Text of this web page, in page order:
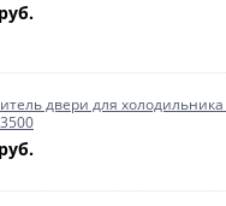
двери для холодильника